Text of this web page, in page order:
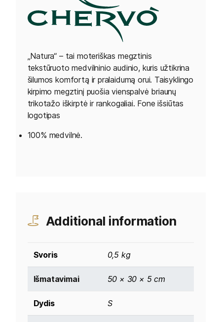
„Natura“ – tai moteriškas megztinis
tekstūruoto medvilninio audinio, kuris užtikrina
šilumos komfortą ir pralaidumą orui. Taisyklingo
kirpimo megztinį puošia vienspalvė briaunų
trikotažo iškirptė ir rankogaliai. Fone išsiūtas
logotipas
100% medvilnė.
Additional information
Svoris 0,5 kg
Išmatavimai 50 × 30 × 5 cm
Dydis S